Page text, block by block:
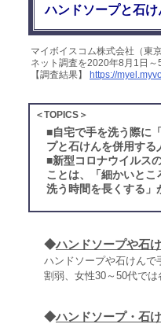
ハンドソープと石
マイボイスコム株式会社（東
ネット調査を2020年8月1日
【調査結果】
https://
＜TOPICS＞
■自宅で手を洗う際に
プと石けんを併用する
■新型コロナウイルス
ことは、「細かいと
洗う時間を長くする」
◆ハンドソープや石
ハンドソープや石けんで
割弱、女性30～50代で
◆ハンドソープ・石